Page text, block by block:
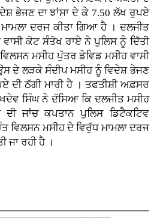
ਭੇਜਣ ਦਾ ਝਾਂਸਾ ਦੇ ਕੇ 7.50 ਲੱਖ ਰੁਪਏ
ਦਰਜ ਕੀਤਾ ਗਿਆ ਹੈ । ਦਲਜੀਤ
ਕੋਟ ਸੰਤੋਖ ਰਾਏ ਨੇ ਪੁਲਿਸ ਨੂੰ ਦਿੱਤੀ
ਮਸੀਹ ਪੁੱਤਰ ਡੇਵਿਡ ਮਸੀਹ ਵਾਸੀ
ਦੇ ਲੜਕੇ ਸੰਦੀਪ ਮਸੀਹ ਨੂੰ ਵਿਦੇਸ਼ ਭੇਜਣ
ਦੀ ਠੱਗੀ ਮਾਰੀ ਹੈ । ਤਫਤੀਸ਼ੀ ਅਫ਼ਸਰ
ਸਿੰਘ ਨੇ ਦੱਸਿਆ ਕਿ ਦਲਜੀਤ ਮਸੀਹ
ਜਾਂਚ ਕਪਤਾਨ ਪੁਲਿਸ ਡਿਟੈਕਟਿਵ
ਮਸੀਹ ਦੇ ਵਿਰੁੱਧ ਮਾਮਲਾ ਦਰਜ
ਜਾ ਰਹੀ ਹੈ ।